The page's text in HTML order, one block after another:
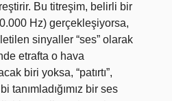
Bu titreşim, belirli bir
Hz) gerçekleşiyorsa,
sinyaller “ses” olarak
etrafta o hava
biri yoksa, “patırtı”,
tanımladığımız bir ses